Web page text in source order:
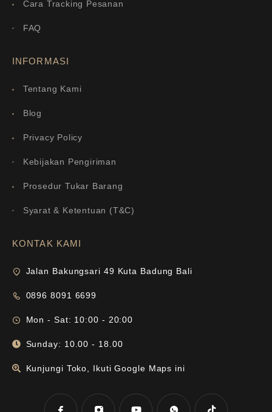
Cara Tracking Pesanan
FAQ
INFORMASI
Tentang Kami
Blog
Privacy Policy
Kebijakan Pengiriman
Prosedur Tukar Barang
Syarat & Ketentuan (T&C)
KONTAK KAMI
Jalan Bakungsari 49 Kuta Badung Bali
0896 8091 6699
Mon - Sat: 10:00 - 20:00
Sunday: 10.00 - 18.00
Kunjungi Toko, Ikuti Google Maps ini